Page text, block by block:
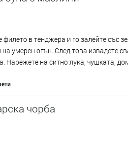
филето в тенджера и го залейте със
умерен огън. След това извадете
Нарежете на ситно лука, чушката,
чорба